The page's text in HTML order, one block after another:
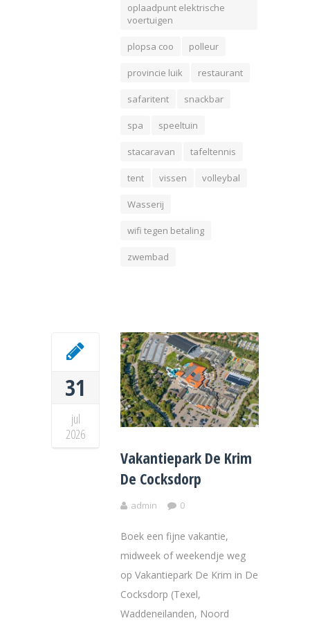
oplaadpunt elektrische
voertuigen
plopsa coo polleur
provincie luik restaurant
safaritent snackbar
spa speeltuin
stacaravan tafeltennis
tent vissen volleybal
Wasserij
wifi tegen betaling
zwembad
31
jul
2026
Vakantiepark De Krim
De Cocksdorp
admin 0
Boek een fijne vakantie,
midweek of weekendje weg
op Vakantiepark De Krim in De
Cocksdorp (Texel,
Waddeneilanden, Noord